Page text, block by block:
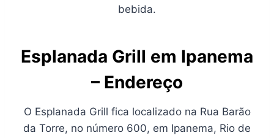
bebida.
Esplanada Grill em Ipanema
– Endereço
O Esplanada Grill fica localizado na Rua Barão
da Torre, no número 600, em Ipanema, Rio de